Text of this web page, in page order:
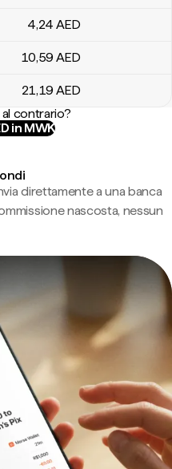
4,24 AED
10,59 AED
21,19 AED
contrario?
in MWK
direttamente a una banca
nascosta, nessun